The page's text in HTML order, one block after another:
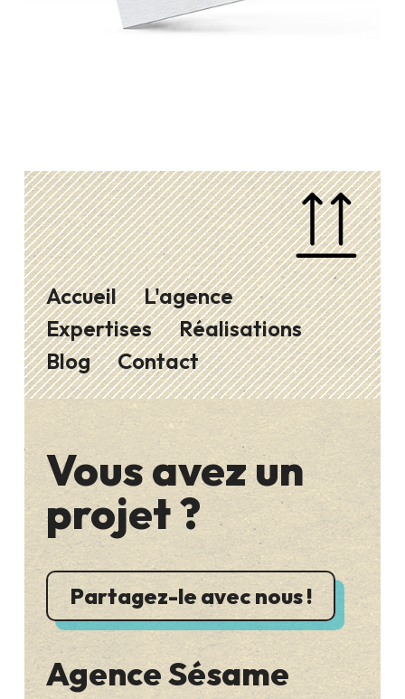
Accueil
L'agence
Expertises
Réalisations
Blog
Contact
Vous avez un
projet ?
Partagez-le avec nous !
Agence Sésame